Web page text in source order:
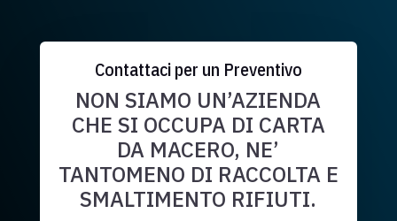
Contattaci per un Preventivo
NON SIAMO UN’AZIENDA
CHE SI OCCUPA DI CARTA
DA MACERO, NE’
TANTOMENO DI RACCOLTA E
SMALTIMENTO RIFIUTI.